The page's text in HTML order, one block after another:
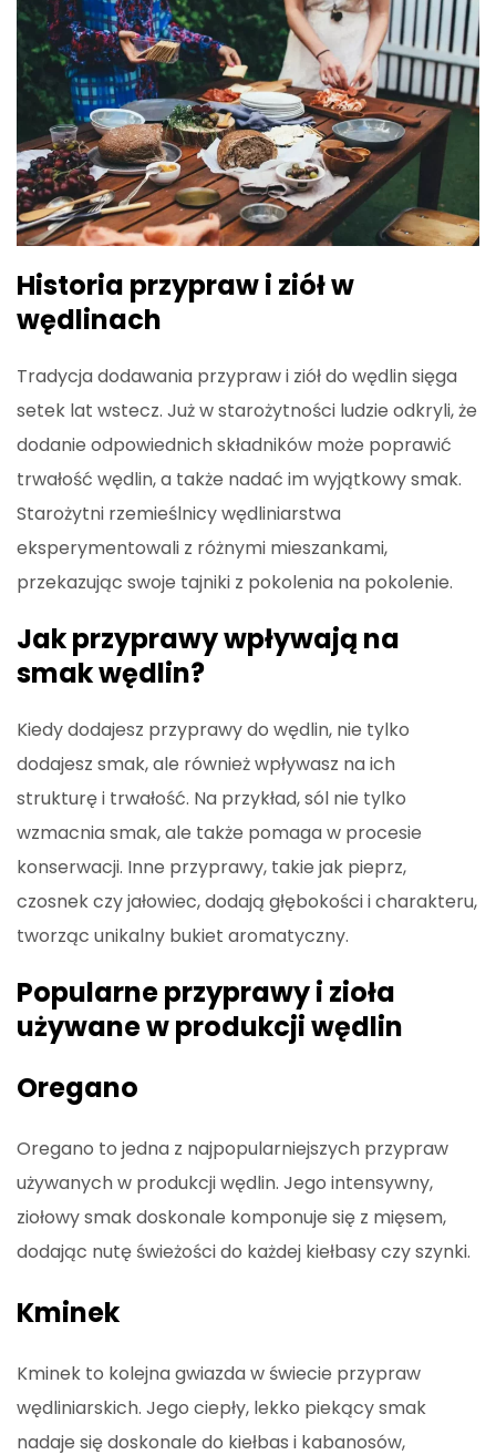
Historia przypraw i ziół w
wędlinach
Tradycja dodawania przypraw i ziół do wędlin sięga
setek lat wstecz. Już w starożytności ludzie odkryli, że
dodanie odpowiednich składników może poprawić
trwałość wędlin, a także nadać im wyjątkowy smak.
Starożytni rzemieślnicy wędliniarstwa
eksperymentowali z różnymi mieszankami,
przekazując swoje tajniki z pokolenia na pokolenie.
Jak przyprawy wpływają na
smak wędlin?
Kiedy dodajesz przyprawy do wędlin, nie tylko
dodajesz smak, ale również wpływasz na ich
strukturę i trwałość. Na przykład, sól nie tylko
wzmacnia smak, ale także pomaga w procesie
konserwacji. Inne przyprawy, takie jak pieprz,
czosnek czy jałowiec, dodają głębokości i charakteru,
tworząc unikalny bukiet aromatyczny.
Popularne przyprawy i zioła
używane w produkcji wędlin
Oregano
Oregano to jedna z najpopularniejszych przypraw
używanych w produkcji wędlin. Jego intensywny,
ziołowy smak doskonale komponuje się z mięsem,
dodając nutę świeżości do każdej kiełbasy czy szynki.
Kminek
Kminek to kolejna gwiazda w świecie przypraw
wędliniarskich. Jego ciepły, lekko piekący smak
nadaje się doskonale do kiełbas i kabanosów,